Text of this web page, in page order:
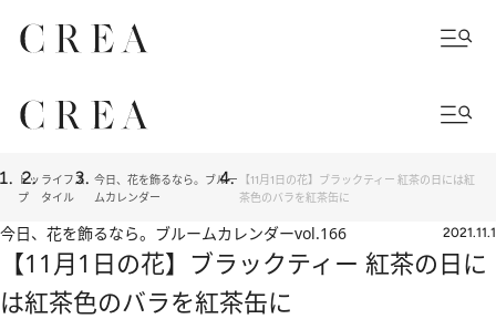
トッ
プ
ライフス
タイル
今日、花を飾るなら。ブルー
ムカレンダー
【11月1日の花】ブラックティー 紅茶の日には紅
茶色のバラを紅茶缶に
今日、花を飾るなら。ブルームカレンダーvol.166 2021.11.1
【11月1日の花】ブラックティー 紅茶の日に
は紅茶色のバラを紅茶缶に